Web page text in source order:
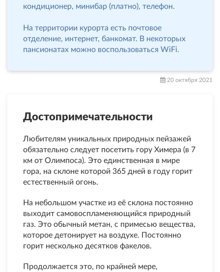
кондиционер, минибар (платно), телефон.
На территории курорта есть почтовое
отделение, интернет, банкомат. В некоторых
пансионатах можно воспользоваться WiFi.
20 октября 2021
Достопримечательности
Любителям уникальных природных пейзажей
обязательно следует посетить гору Химера (в 7
км от Олимпоса). Это единственная в мире
гора, на склоне которой 365 дней в году горит
естественный огонь.
На небольшом участке из её склона постоянно
выходит самовоспламеняющийся природный
газ. Это обычный метан, с примесью вещества,
которое детонирует на воздухе. Постоянно
горит несколько десятков факелов.
Продолжается это, по крайней мере,